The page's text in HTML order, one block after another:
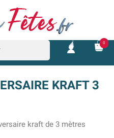
0
KRAFT 3
kraft de 3 mètres